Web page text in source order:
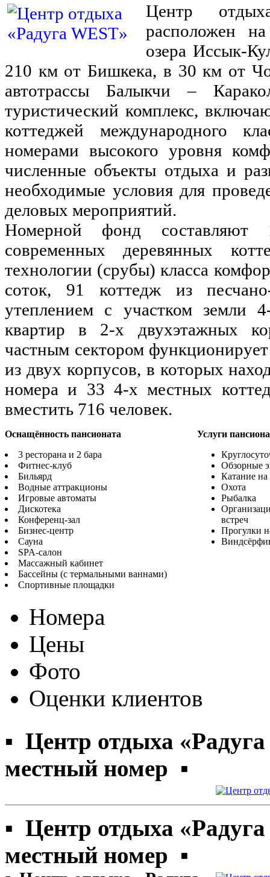
Центр
расположен
озера Иссык-
210 км от Бишкека, в 30 км от
автотрассы Балыкчи –
туристический комплекс,
коттеджей международного
номерами высокого уровня
численные объекты отдыха и
необходимые условия для
деловых мероприятий.
Номерной фонд составляют
современных деревянных
технологии (срубы) класса
соток, 91 коттедж из
утеплением с участком земли
квартир в 2-х двухэтажных
частным сектором
из двух корпусов, в которых
номера и 33 4-х местных
вместить 716 человек.
Оснащённость пансионата
3 ресторана и 2 бара
Фитнес-клуб
Бильярд
Водные аттракционы
Игровые автоматы
Дискотека
Конференц-зал
Бизнес-центр
Сауна
SPA-салон
Массажный кабинет
Бассейны (с термальными ваннами)
Спортивные площадки
Услуги
Обзорные
Катание
Охота
Рыбалка
встреч
Прогулки
Номера
Цены
Фото
Оценки клиентов
▪ Центр отдыха
местный номер ▪
▪ Центр отдыха
местный номер ▪